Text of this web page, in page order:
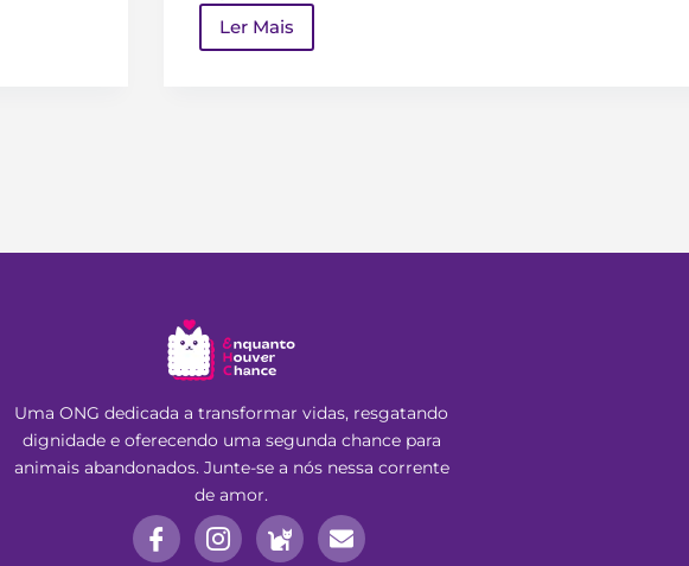
Ler Mais
Uma ONG dedicada a transformar vidas, resgatando
dignidade e oferecendo uma segunda chance para
animais abandonados. Junte-se a nós nessa corrente
de amor.